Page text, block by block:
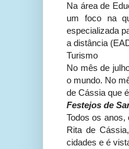
Na área de
um foco na
especializada
a distância
Turismo
No mês de
o mundo. No
de Cássia que
Festejos de
Todos os anos,
Rita de
cidades e é